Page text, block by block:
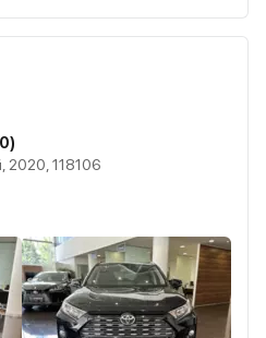
2020, 118106